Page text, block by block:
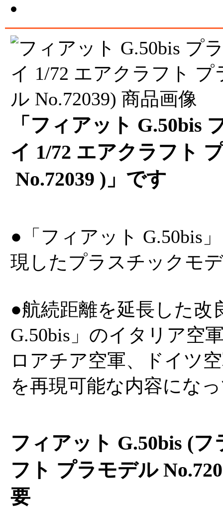
「フィアット G.50bis
イ 1/72 エアクラフト
No.72039 )」です
●「フィアット G.50bis
現したプラスチックモ
●航続距離を延長した改
G.50bis」のイタリア空
ロアチア空軍、ドイツ
を再現可能な内容にな
フィアット G.50bis (
フト プラモデル
要